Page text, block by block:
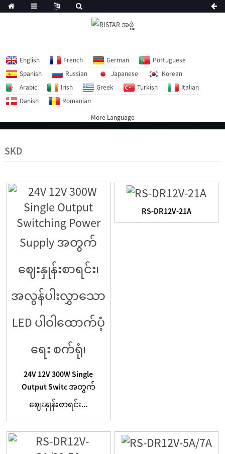
English French German
Portuguese
Spanish
Russian Japanese
Korean
Arabic
Irish Greek Turkish
Italian
Danish
Romanian
More Language
SKD
24V 12V 300W Single
Output Switc အတွက်
ဈေးနှုန်းစာရင်း...
RS-DR12V-21A